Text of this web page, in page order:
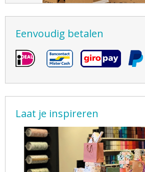
Eenvoudig betalen
Laat je inspireren